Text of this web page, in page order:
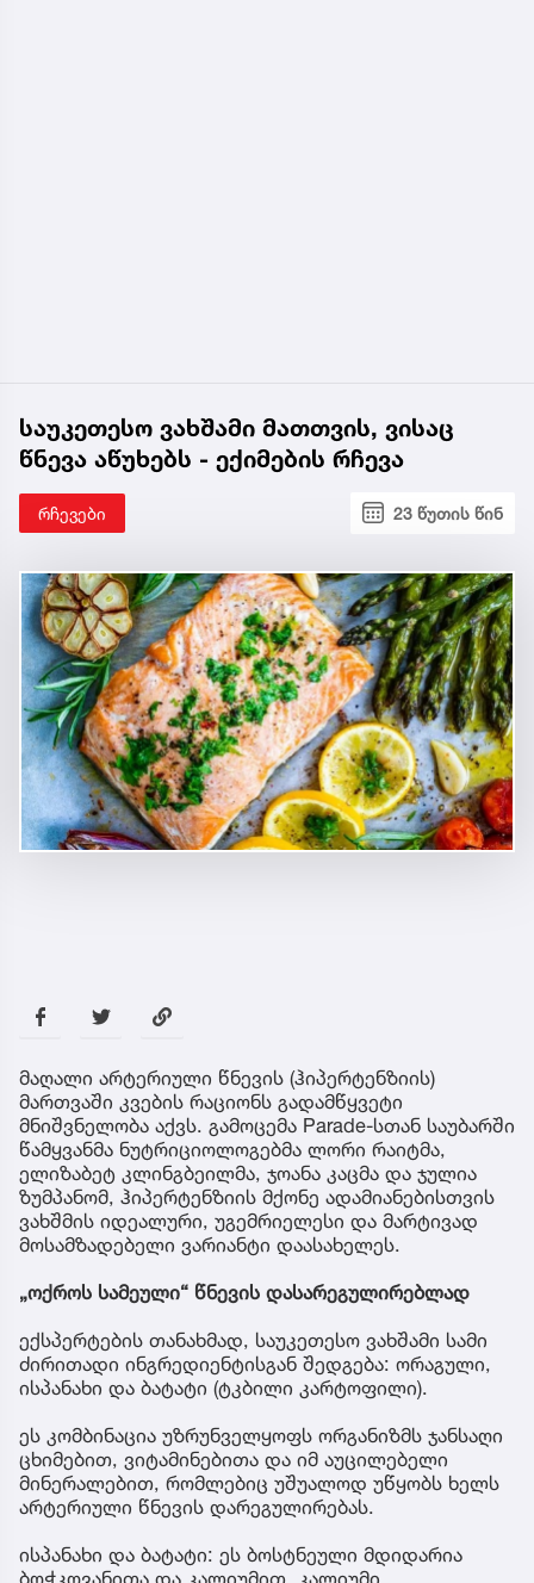
საუკეთესო ვახშამი მათთვის, ვისაც
წნევა აწუხებს - ექიმების რჩევა
რჩევები 23 წუთის წინ
მაღალი არტერიული წნევის (ჰიპერტენზიის)
მართვაში კვების რაციონს გადამწყვეტი
მნიშვნელობა აქვს. გამოცემა Parade-სთან საუბარში
წამყვანმა ნუტრიციოლოგებმა ლორი რაიტმა,
ელიზაბეტ კლინგბეილმა, ჯოანა კაცმა და ჯულია
ზუმპანომ, ჰიპერტენზიის მქონე ადამიანებისთვის
ვახშმის იდეალური, უგემრიელესი და მარტივად
მოსამზადებელი ვარიანტი დაასახელეს.
„ოქროს სამეული“ წნევის დასარეგულირებლად
ექსპერტების თანახმად, საუკეთესო ვახშამი სამი
ძირითადი ინგრედიენტისგან შედგება: ორაგული,
ისპანახი და ბატატი (ტკბილი კარტოფილი).
ეს კომბინაცია უზრუნველყოფს ორგანიზმს ჯანსაღი
ცხიმებით, ვიტამინებითა და იმ აუცილებელი
მინერალებით, რომლებიც უშუალოდ უწყობს ხელს
არტერიული წნევის დარეგულირებას.
ისპანახი და ბატატი: ეს ბოსტნეული მდიდარია